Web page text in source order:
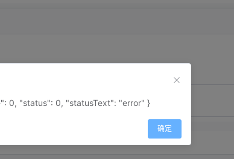
0, "status": 0, "statusText": "error" }
确定